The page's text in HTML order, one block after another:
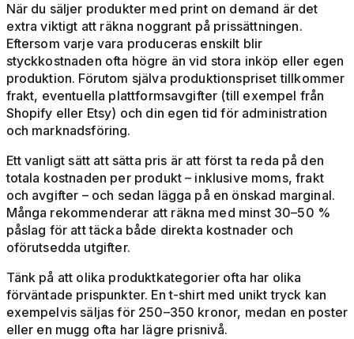
När du säljer produkter med print on demand är det
extra viktigt att räkna noggrant på prissättningen.
Eftersom varje vara produceras enskilt blir
styckkostnaden ofta högre än vid stora inköp eller egen
produktion. Förutom själva produktionspriset tillkommer
frakt, eventuella plattformsavgifter (till exempel från
Shopify eller Etsy) och din egen tid för administration
och marknadsföring.
Ett vanligt sätt att sätta pris är att först ta reda på den
totala kostnaden per produkt – inklusive moms, frakt
och avgifter – och sedan lägga på en önskad marginal.
Många rekommenderar att räkna med minst 30–50 %
påslag för att täcka både direkta kostnader och
oförutsedda utgifter.
Tänk på att olika produktkategorier ofta har olika
förväntade prispunkter. En t-shirt med unikt tryck kan
exempelvis säljas för 250–350 kronor, medan en poster
eller en mugg ofta har lägre prisnivå.